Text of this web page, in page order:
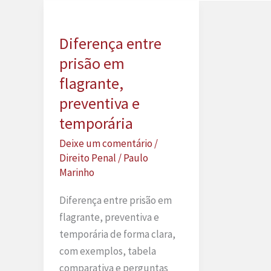
Diferença entre
prisão em
flagrante,
preventiva e
temporária
Deixe um comentário /
Direito Penal /Paulo
Marinho
Diferença entre prisão em
flagrante, preventiva e
temporária de forma clara,
com exemplos, tabela
comparativa e perguntas